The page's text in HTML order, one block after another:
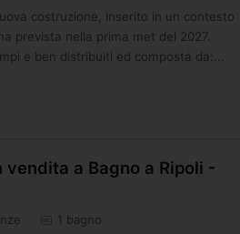
costruzione, inserito in un contesto
prevista nella prima met del 2027.
e ben distribuiti ed composta da:...
a Bagno a Ripoli -
1 bagno